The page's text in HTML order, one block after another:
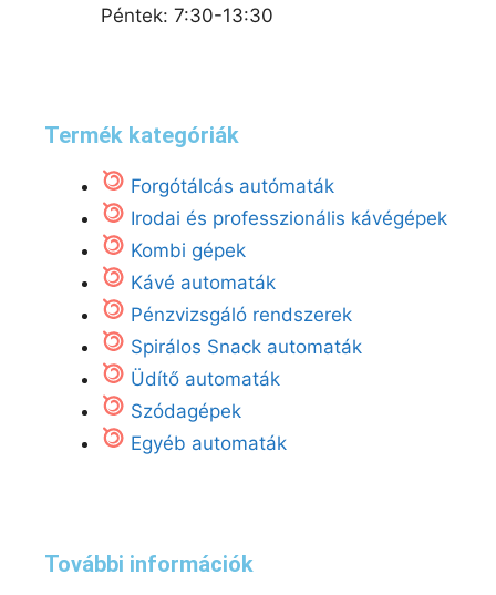
Péntek: 7:30-13:30
Termék kategóriák
Forgótálcás autómaták
Irodai és professzionális kávégépek
Kombi gépek
Kávé automaták
Pénzvizsgáló rendszerek
Spirálos Snack automaták
Üdítő automaták
Szódagépek
Egyéb automaták
További információk